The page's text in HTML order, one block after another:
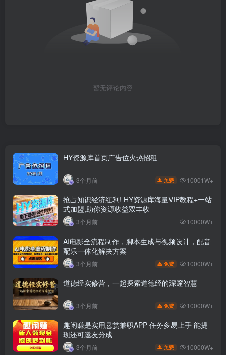
暂无评论内容
HY资源库首页广告位火热招租
3个月前 免费 10001W+
抢占知识经济红利! HY资源库海量VIP教程+一站
式加盟,助你资源收益双丰收
3个月前 10000W+
AI电影全流程制作，脚本生成与视频设计，配音
配乐一体化解决方案
3个月前 免费 10000W+
道德经实修营，一起探索道德经的深邃智慧
3个月前 免费 10000W+
趣闲赚是实用悬赏兼职APP 任务多易上手 能提
现还可邀友分成
3个月前 免费 10000W+